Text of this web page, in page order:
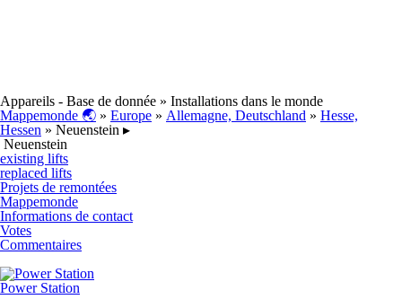
Appareils - Base de donnée » Installations dans le monde
Mappemonde 🌏 » Europe » Allemagne, Deutschland » Hesse,
Hessen » Neuenstein ▸
Neuenstein
existing lifts
replaced lifts
Projets de remontées
Mappemonde
Informations de contact
Votes
Commentaires
Power Station